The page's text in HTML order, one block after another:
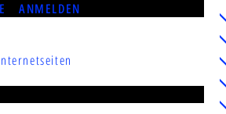
ANMELDEN